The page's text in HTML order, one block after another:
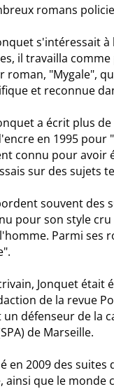
romans
s'intéressait
il travailla
roman, "Mygale",
et reconnue
a écrit plus
en 1995
connu pour
sur des sujets
souvent des
pour son style
Parmi ses
Jonquet
de la revue
défenseur de la
de Marseille.
en 2009 des
que le monde